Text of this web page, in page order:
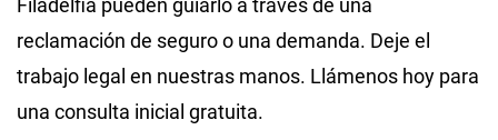
reclamación de seguro o una demanda. Deje el
trabajo legal en nuestras manos. Llámenos hoy para
una consulta inicial gratuita.